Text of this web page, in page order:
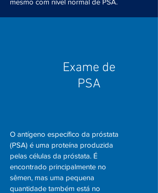
mesmo com nível normal de PSA.
Exame de
PSA
O antígeno específico da próstata
(PSA) é uma proteína produzida
pelas células da próstata. É
encontrado principalmente no
sêmen, mas uma pequena
quantidade também está no